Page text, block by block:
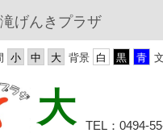
げんきプラザ
背景
大
TEL：0494-